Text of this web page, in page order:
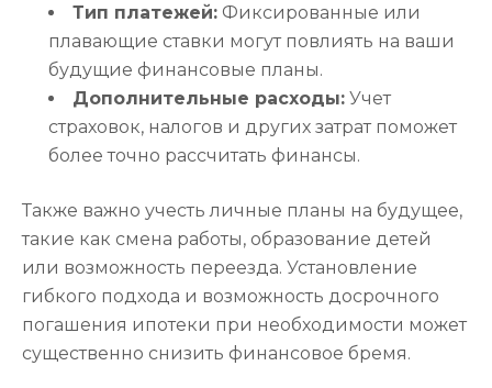
Тип платежей: Фиксированные или
плавающие ставки могут повлиять на ваши
будущие финансовые планы.
Дополнительные расходы: Учет
страховок, налогов и других затрат поможет
более точно рассчитать финансы.
Также важно учесть личные планы на будущее,
такие как смена работы, образование детей
или возможность переезда. Установление
гибкого подхода и возможность досрочного
погашения ипотеки при необходимости может
существенно снизить финансовое бремя.